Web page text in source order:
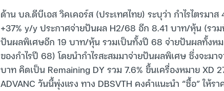
ด้าน บล.ดีบีเอส วิคเคอร์ส (ประเทศไทย) ระบุว่า กำไรไตรมา
+37% y/y ประกาศจ่ายปันผล H2/68 อีก 8.41 บาท/หุ้น (ร
ปันผลพิเศษอีก 19 บาท/หุ้น รวมเป็นทั้งปี 68 จ่ายปันผลทั้งห
ของกำไรปี 68) โดยนำกำไรสะสมมาจ่ายปันผลพิเศษ ซึ่งจะม
บาท คิดเป็น Remaining DY รวม 7.6% ขึ้นเครื่องหมาย XD
ADVANC วันนี้พุ่งแรง ทาง DBSVTH คงคำแนะนำ “ซื้อ” ให้